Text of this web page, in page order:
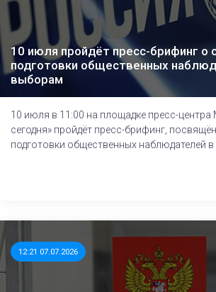
10 июля пройдёт пресс-брифинг о
подготовки общественных
выборам
10 июля в 11:00 на площадке пресс-
сегодня» пройдёт пресс-брифинг,
подготовки общественных наблюдателей в
12:21 07.07.2026